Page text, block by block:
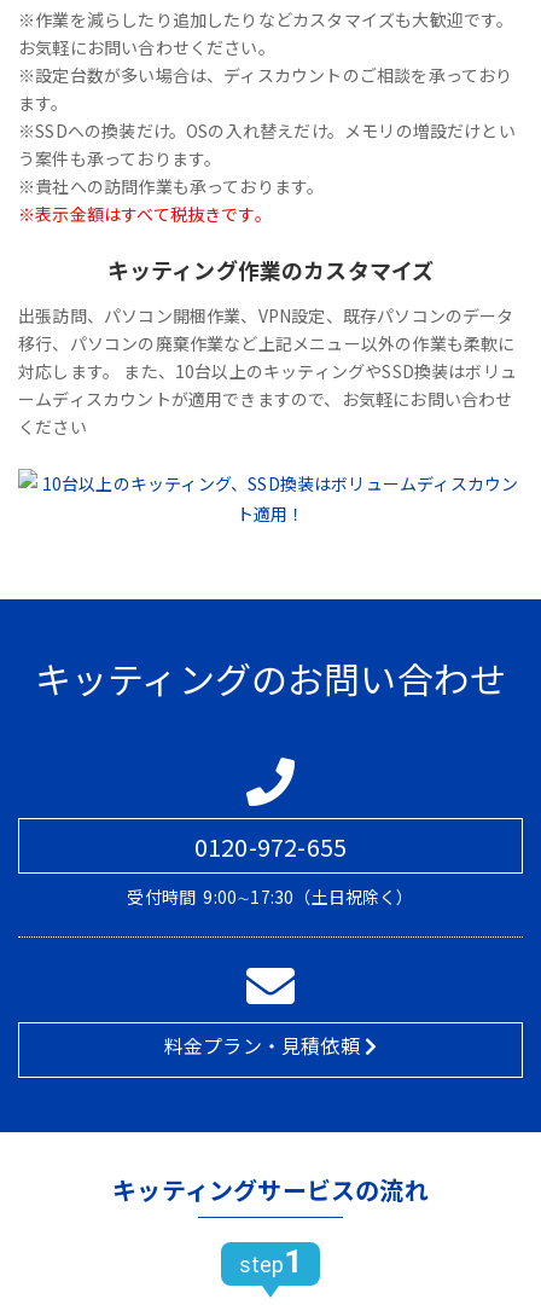
※作業を減らしたり追加したりなどカスタマイズも大歓迎です。
お気軽にお問い合わせください。
※設定台数が多い場合は、ディスカウントのご相談を承っており
ます。
※SSDへの換装だけ。OSの入れ替えだけ。メモリの増設だけとい
う案件も承っております。
※貴社への訪問作業も承っております。
※表示金額はすべて税抜きです。
キッティング作業のカスタマイズ
出張訪問、パソコン開梱作業、VPN設定、既存パソコンのデータ
移行、パソコンの廃棄作業など上記メニュー以外の作業も柔軟に
対応します。 また、10台以上のキッティングやSSD換装はボリュ
ームディスカウントが適用できますので、お気軽にお問い合わせ
ください
キッティングのお問い合わせ
0120-972-655
受付時間 9:00∼17:30（土日祝除く）
料金プラン・見積依頼
キッティングサービスの流れ
step1